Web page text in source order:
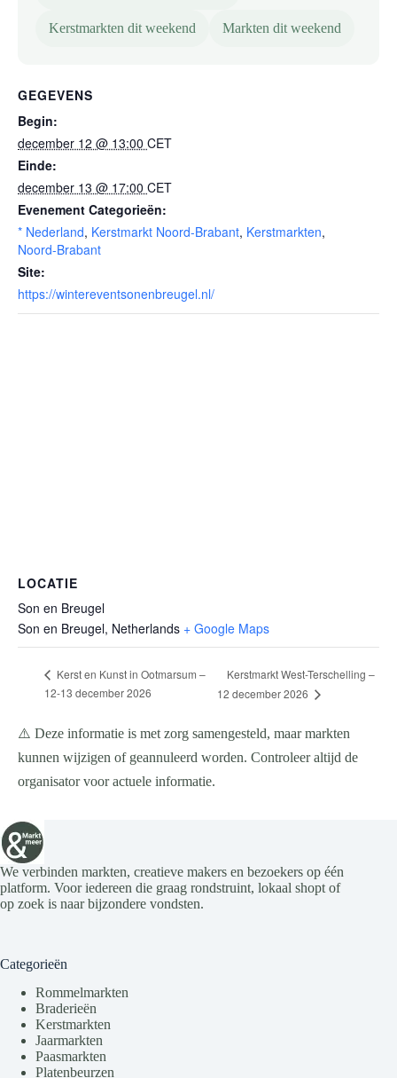
Kerstmarkten dit weekend Markten dit weekend
GEGEVENS
Begin:
december 12 @ 13:00 CET
Einde:
december 13 @ 17:00 CET
Evenement Categorieën:
* Nederland, Kerstmarkt Noord-Brabant, Kerstmarkten,
Noord-Brabant
Site:
https://wintereventsonenbreugel.nl/
LOCATIE
Son en Breugel
Son en Breugel, Netherlands + Google Maps
Kerst en Kunst in Ootmarsum –
12-13 december 2026
Kerstmarkt West-Terschelling –
12 december 2026
⚠️ Deze informatie is met zorg samengesteld, maar markten
kunnen wijzigen of geannuleerd worden. Controleer altijd de
organisator voor actuele informatie.
We verbinden markten, creatieve makers en bezoekers op één
platform. Voor iedereen die graag rondstruint, lokaal shopt of
op zoek is naar bijzondere vondsten.
Categorieën
Rommelmarkten
Braderieën
Kerstmarkten
Jaarmarkten
Paasmarkten
Platenbeurzen